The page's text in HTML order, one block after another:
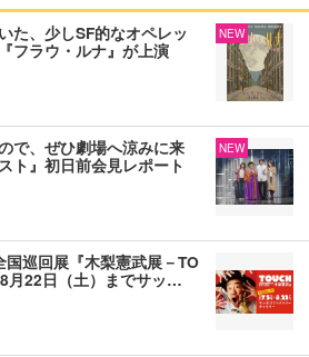
た、少しSF的なオペレッ
フラウ・ルナ』が上演
NEW
で、ぜひ劇場へ涼みに来
ト』初日前会見レポート
NEW
巡回展『木梨憲武展－TO
22日（土）までサッ…